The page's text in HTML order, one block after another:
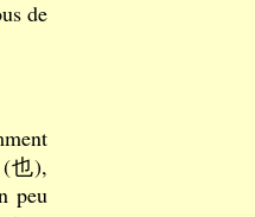
de
(也),
peu